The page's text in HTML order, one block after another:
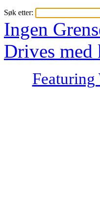
Søk etter:
Ingen
Drives med